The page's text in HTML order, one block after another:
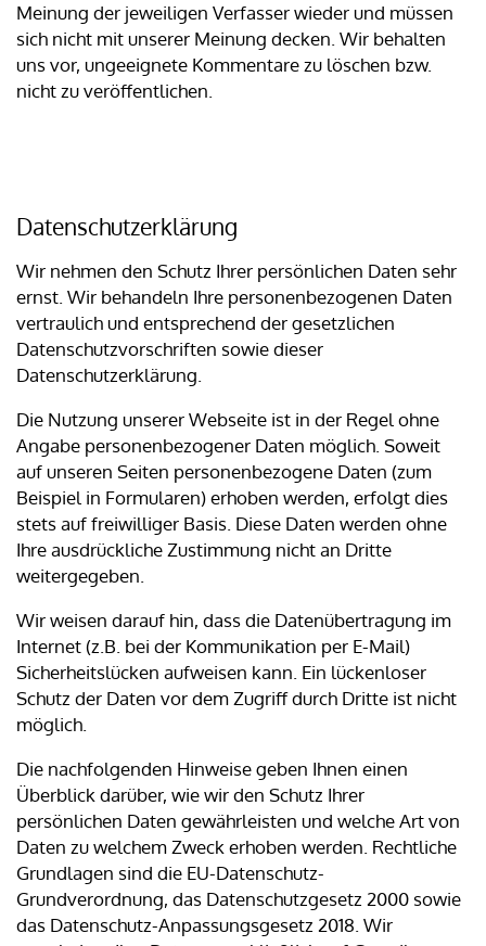
Meinung der jeweiligen Verfasser wieder und müssen
sich nicht mit unserer Meinung decken. Wir behalten
uns vor, ungeeignete Kommentare zu löschen bzw.
nicht zu veröffentlichen.
Datenschutzerklärung
Wir nehmen den Schutz Ihrer persönlichen Daten sehr
ernst. Wir behandeln Ihre personenbezogenen Daten
vertraulich und entsprechend der gesetzlichen
Datenschutzvorschriften sowie dieser
Datenschutzerklärung.
Die Nutzung unserer Webseite ist in der Regel ohne
Angabe personenbezogener Daten möglich. Soweit
auf unseren Seiten personenbezogene Daten (zum
Beispiel in Formularen) erhoben werden, erfolgt dies
stets auf freiwilliger Basis. Diese Daten werden ohne
Ihre ausdrückliche Zustimmung nicht an Dritte
weitergegeben.
Wir weisen darauf hin, dass die Datenübertragung im
Internet (z.B. bei der Kommunikation per E-Mail)
Sicherheitslücken aufweisen kann. Ein lückenloser
Schutz der Daten vor dem Zugriff durch Dritte ist nicht
möglich.
Die nachfolgenden Hinweise geben Ihnen einen
Überblick darüber, wie wir den Schutz Ihrer
persönlichen Daten gewährleisten und welche Art von
Daten zu welchem Zweck erhoben werden. Rechtliche
Grundlagen sind die EU-Datenschutz-
Grundverordnung, das Datenschutzgesetz 2000 sowie
das Datenschutz-Anpassungsgesetz 2018. Wir